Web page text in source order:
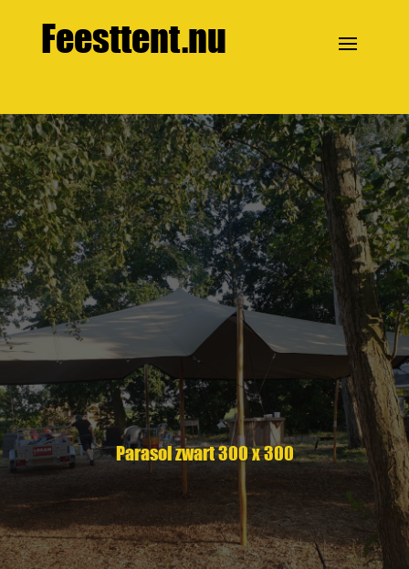
Feesttent.nu
Parasol zwart 300 x 300